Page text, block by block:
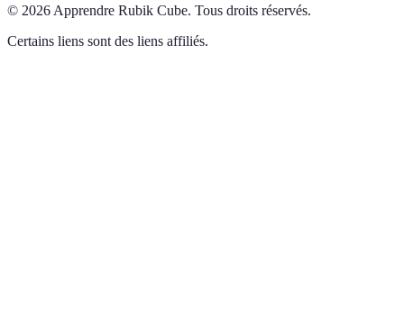
© 2026 Apprendre Rubik Cube. Tous droits réservés.
Certains liens sont des liens affiliés.